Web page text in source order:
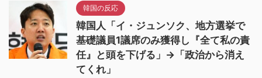
韓国の反応
韓国人「イ・ジュンソク、地方選挙で
基礎議員1議席のみ獲得し『全て私の責
任』と頭を下げる」→「政治から消え
てくれ」